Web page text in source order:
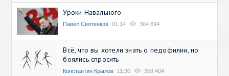
Уроки Навального
Павел Святенков 01:14 364 694
Всё, что вы хотели знать о педофилии, но
боялись спросить
Константин Крылов 11:30 359 404